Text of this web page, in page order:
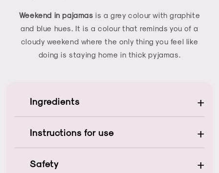
Weekend in pajamas is a grey colour with graphite
and blue hues. It is a colour that reminds you of a
cloudy weekend where the only thing you feel like
doing is staying home in thick pyjamas.
Ingredients +
Di-Hema Trimethylhexyl Dicarbamate, Hema, Ethyl
77891, Bht, Ci 77499, Ci 77742, Ci 15880
Instructions for use +
Ruw de nagelplaat op en dehydrateer de nagels
met Nail Prep. Breng daarna, afhankelijk van de
Safety +